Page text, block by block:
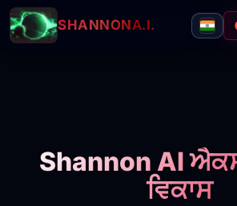
SHANNONA.I.
Shannon AI
ਵਿਕਾਸ